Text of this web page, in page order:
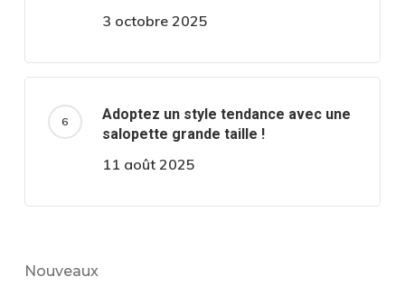
3 octobre 2025
Adoptez un style tendance avec une
salopette grande taille !
11 août 2025
Nouveaux